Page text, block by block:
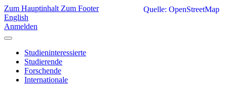
Zum Hauptinhalt Zum Footer
English
Anmelden
Studieninteressierte
Studierende
Forschende
Internationale
Quelle: OpenStreetMap